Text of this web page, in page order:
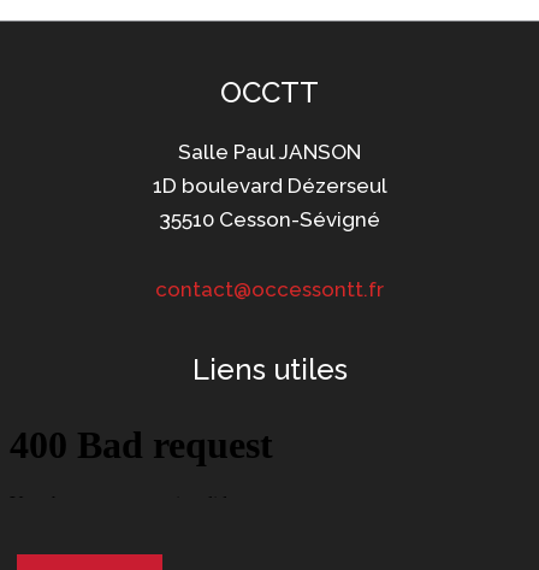
OCCTT
Salle Paul JANSON
1D boulevard Dézerseul
35510 Cesson-Sévigné
contact@occessontt.fr
Liens utiles